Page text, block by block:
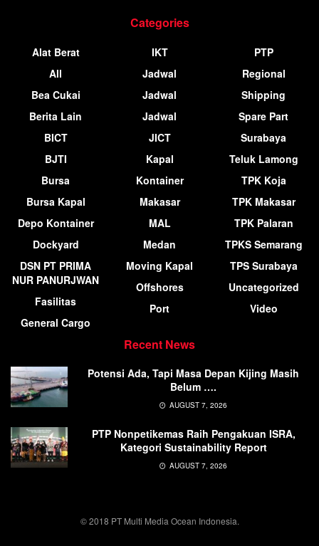
Categories
Alat Berat
All
Bea Cukai
Berita Lain
BICT
BJTI
Bursa
Bursa Kapal
Depo Kontainer
Dockyard
DSN PT PRIMA
NUR PANURJWAN
Fasilitas
General Cargo
IKT
Jadwal
Jadwal
Jadwal
JICT
Kapal
Kontainer
Makasar
MAL
Medan
Moving Kapal
Offshores
Port
PTP
Regional
Shipping
Spare Part
Surabaya
Teluk Lamong
TPK Koja
TPK Makasar
TPK Palaran
TPKS Semarang
TPS Surabaya
Uncategorized
Video
Recent News
Potensi Ada, Tapi Masa Depan Kijing Masih
Belum ….
AUGUST 7, 2026
PTP Nonpetikemas Raih Pengakuan ISRA,
Kategori Sustainability Report
AUGUST 7, 2026
© 2018 PT Multi Media Ocean Indonesia.